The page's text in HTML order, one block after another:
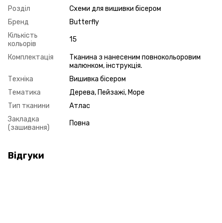
Розділ
Схеми для вишивки бісером
Бренд
Butterfly
Кількість
кольорів
15
Комплектація
Тканина з нанесеним повнокольоровим
малюнком, інструкція.
Техніка
Вишивка бісером
Тематика
Дерева, Пейзажі, Море
Тип тканини
Атлас
Закладка
(зашивання)
Повна
Відгуки